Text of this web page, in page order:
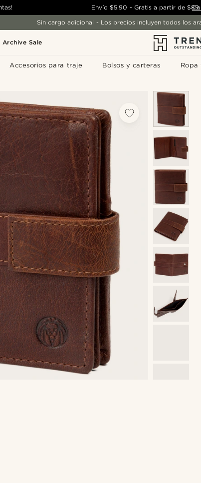
Archive Sale
Accesorios para traje Bolsos y carteras
Envío $5.90 - Gratis a partir de
Sin cargo adicional - Los precios incluyen todos los